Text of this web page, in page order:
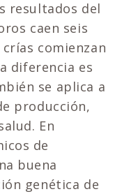
resultados del
caen seis
comienzan
diferencia es
se aplica a
producción,
En
de
buena
genética de